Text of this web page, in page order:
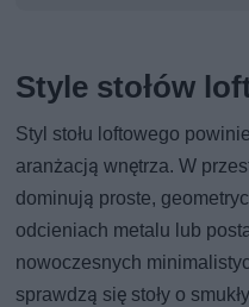
Style stołów
Styl stołu loftowego
aranżacją wnętrza. W
dominują proste,
odcieniach metalu lub
nowoczesnych
sprawdzą się stoły o